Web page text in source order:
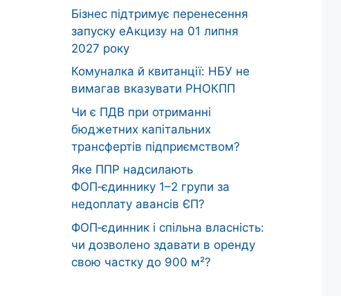
Бізнес підтримує перенесення
запуску еАкцизу на 01 липня
2027 року
Комуналка й квитанції: НБУ не
вимагав вказувати РНОКПП
Чи є ПДВ при отриманні
бюджетних капітальних
трансфертів підприємством?
Яке ППР надсилають
ФОП‑єдиннику 1–2 групи за
недоплату авансів ЄП?
ФОП‑єдинник і спільна власність:
чи дозволено здавати в оренду
свою частку до 900 м²?